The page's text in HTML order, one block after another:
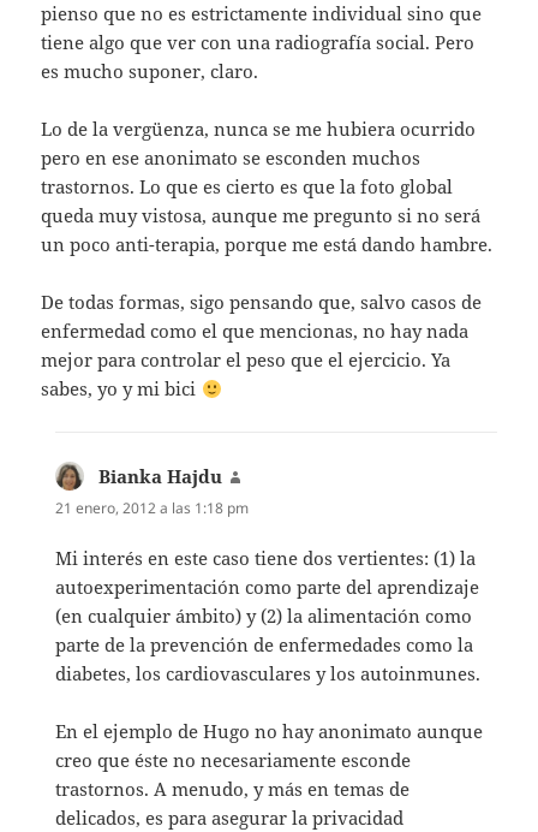
pienso que no es estrictamente individual sino que
tiene algo que ver con una radiografía social. Pero
es mucho suponer, claro.
Lo de la vergüenza, nunca se me hubiera ocurrido
pero en ese anonimato se esconden muchos
trastornos. Lo que es cierto es que la foto global
queda muy vistosa, aunque me pregunto si no será
un poco anti-terapia, porque me está dando hambre.
De todas formas, sigo pensando que, salvo casos de
enfermedad como el que mencionas, no hay nada
mejor para controlar el peso que el ejercicio. Ya
sabes, yo y mi bici
Bianka Hajdu
21 enero, 2012 a las 1:18 pm
Mi interés en este caso tiene dos vertientes: (1) la
autoexperimentación como parte del aprendizaje
(en cualquier ámbito) y (2) la alimentación como
parte de la prevención de enfermedades como la
diabetes, los cardiovasculares y los autoinmunes.
En el ejemplo de Hugo no hay anonimato aunque
creo que éste no necesariamente esconde
trastornos. A menudo, y más en temas de
delicados, es para asegurar la privacidad